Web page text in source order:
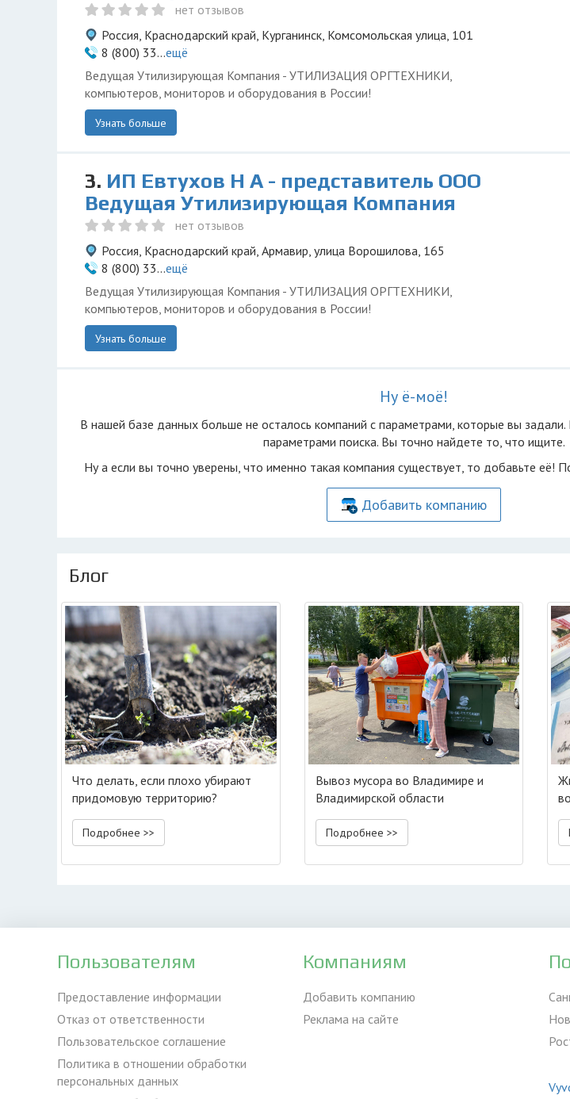
нет отзывов
Россия, Краснодарский край, Курганинск, Комсомольская улица, 101
8 (800) 33...ещё
Ведущая Утилизирующая Компания - УТИЛИЗАЦИЯ ОРГТЕХНИКИ,
компьютеров, мониторов и оборудования в России!
Узнать больше
3. ИП Евтухов Н А - представитель ООО
Ведущая Утилизирующая Компания
нет отзывов
Россия, Краснодарский край, Армавир, улица Ворошилова, 165
8 (800) 33...ещё
Ведущая Утилизирующая Компания - УТИЛИЗАЦИЯ ОРГТЕХНИКИ,
компьютеров, мониторов и оборудования в России!
Узнать больше
Ну ё-моё!
В нашей базе данных больше не осталоcь компаний с параметрами, которые вы задали.
параметрами поиска. Вы точно найдете то, что ищите.
Ну а если вы точно уверены, что именно такая компания существует, то добавьте её!
Добавить компанию
Блог
Что делать, если плохо убирают
придомовую территорию?
Подробнее >>
Вывоз мусора во Владимире и
Владимирской области
Подробнее >>
Пользователям
Предоставление информации
Отказ от ответственности
Пользовательское соглашение
Политика в отношении обработки
персональных данных
Компаниям
Добавить компанию
Реклама на сайте